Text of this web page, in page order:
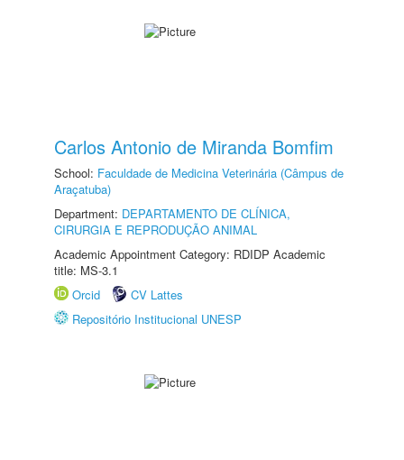
Carlos Antonio de Miranda Bomfim
School: Faculdade de Medicina Veterinária (Câmpus de
Araçatuba)
Department: DEPARTAMENTO DE CLÍNICA,
CIRURGIA E REPRODUÇÃO ANIMAL
Academic Appointment Category: RDIDP Academic
title: MS-3.1
Orcid
CV Lattes
Repositório Institucional UNESP